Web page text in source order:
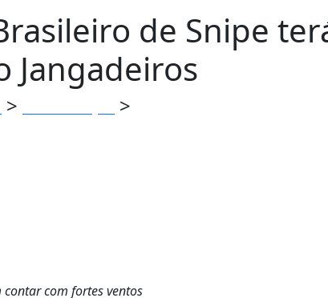
de Snipe
Jangadeiros
> >
contar com fortes ventos